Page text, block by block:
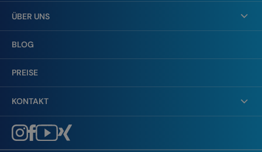
ÜBER UNS
BLOG
PREISE
KONTAKT